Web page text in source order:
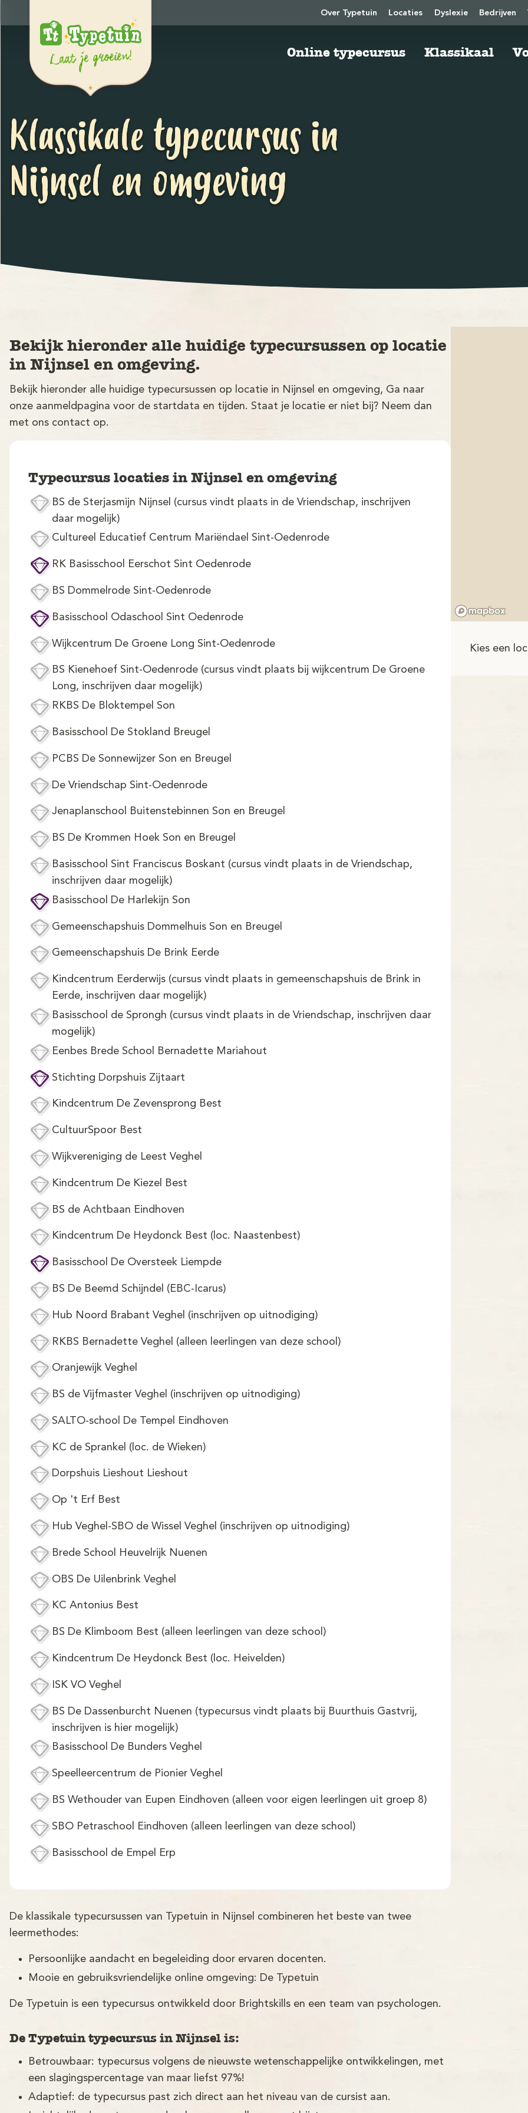
Over Typetuin Locaties Dyslexie Bedrijven
Online typecursus Klassikaal
Klassikale typecursus in
Nijnsel en omgeving
Bekijk hieronder alle huidige typecursussen op locatie
in Nijnsel en omgeving.
Bekijk hieronder alle huidige typecursussen op locatie in Nijnsel en omgeving, Ga naar
onze aanmeldpagina voor de startdata en tijden. Staat je locatie er niet bij? Neem dan
met ons contact op.
Typecursus locaties in Nijnsel en omgeving
BS de Sterjasmijn Nijnsel (cursus vindt plaats in de Vriendschap, inschrijven
daar mogelijk)
Cultureel Educatief Centrum Mariëndael Sint-Oedenrode
RK Basisschool Eerschot Sint Oedenrode
BS Dommelrode Sint-Oedenrode
Basisschool Odaschool Sint Oedenrode
Wijkcentrum De Groene Long Sint-Oedenrode
BS Kienehoef Sint-Oedenrode (cursus vindt plaats bij wijkcentrum De Groene
Long, inschrijven daar mogelijk)
RKBS De Bloktempel Son
Basisschool De Stokland Breugel
PCBS De Sonnewijzer Son en Breugel
De Vriendschap Sint-Oedenrode
Jenaplanschool Buitenstebinnen Son en Breugel
BS De Krommen Hoek Son en Breugel
Basisschool Sint Franciscus Boskant (cursus vindt plaats in de Vriendschap,
inschrijven daar mogelijk)
Basisschool De Harlekijn Son
Gemeenschapshuis Dommelhuis Son en Breugel
Gemeenschapshuis De Brink Eerde
Kindcentrum Eerderwijs (cursus vindt plaats in gemeenschapshuis de Brink in
Eerde, inschrijven daar mogelijk)
Basisschool de Sprongh (cursus vindt plaats in de Vriendschap, inschrijven daar
mogelijk)
Eenbes Brede School Bernadette Mariahout
Stichting Dorpshuis Zijtaart
Kindcentrum De Zevensprong Best
CultuurSpoor Best
Wijkvereniging de Leest Veghel
Kindcentrum De Kiezel Best
BS de Achtbaan Eindhoven
Kindcentrum De Heydonck Best (loc. Naastenbest)
Basisschool De Oversteek Liempde
BS De Beemd Schijndel (EBC-Icarus)
Hub Noord Brabant Veghel (inschrijven op uitnodiging)
RKBS Bernadette Veghel (alleen leerlingen van deze school)
Oranjewijk Veghel
BS de Vijfmaster Veghel (inschrijven op uitnodiging)
SALTO-school De Tempel Eindhoven
KC de Sprankel (loc. de Wieken)
Dorpshuis Lieshout Lieshout
Op 't Erf Best
Hub Veghel-SBO de Wissel Veghel (inschrijven op uitnodiging)
Brede School Heuvelrijk Nuenen
OBS De Uilenbrink Veghel
KC Antonius Best
BS De Klimboom Best (alleen leerlingen van deze school)
Kindcentrum De Heydonck Best (loc. Heivelden)
ISK VO Veghel
BS De Dassenburcht Nuenen (typecursus vindt plaats bij Buurthuis Gastvrij,
inschrijven is hier mogelijk)
Basisschool De Bunders Veghel
Speelleercentrum de Pionier Veghel
BS Wethouder van Eupen Eindhoven (alleen voor eigen leerlingen uit groep 8)
SBO Petraschool Eindhoven (alleen leerlingen van deze school)
Basisschool de Empel Erp
De klassikale typecursussen van Typetuin in Nijnsel combineren het beste van twee
leermethodes:
Persoonlijke aandacht en begeleiding door ervaren docenten.
Mooie en gebruiksvriendelijke online omgeving: De Typetuin
De Typetuin is een typecursus ontwikkeld door Brightskills en een team van psychologen.
De Typetuin typecursus in Nijnsel is:
Betrouwbaar: typecursus volgens de nieuwste wetenschappelijke ontwikkelingen, met
een slagingspercentage van maar liefst 97%!
Adaptief: de typecursus past zich direct aan het niveau van de cursist aan.
Kies een